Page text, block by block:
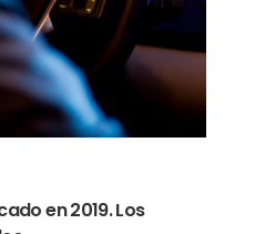
en 2019. Los